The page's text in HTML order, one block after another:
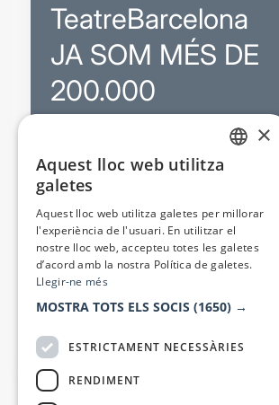
TeatreBarcelona
JA SOM MÉS DE
200.000
Sortejos exclusius
Butlletins d’actualitat i
Valora espectacles
Canal oficial de venda teatral
×
Aquest lloc web utilitza
galetes
Aquest lloc web utilitza galetes per millorar
l'experiència de l'usuari. En utilitzar el
nostre lloc web, accepteu totes les galetes
d’acord amb la nostra Política de galetes.
Llegir-ne més
MOSTRA TOTS ELS SOCIS (1650) →
ESTRICTAMENT NECESSÀRIES
RENDIMENT